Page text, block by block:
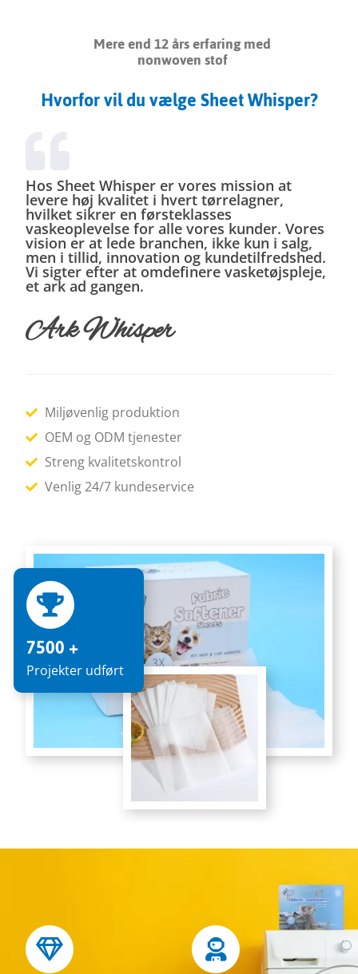
Mere end 12 års erfaring med
nonwoven stof
Hvorfor vil du vælge Sheet Whisper?
Hos Sheet Whisper er vores mission at
levere høj kvalitet i hvert tørrelagner,
hvilket sikrer en førsteklasses
vaskeoplevelse for alle vores kunder. Vores
vision er at lede branchen, ikke kun i salg,
men i tillid, innovation og kundetilfredshed.
Vi sigter efter at omdefinere vasketøjspleje,
et ark ad gangen.
Ark Whisper
Miljøvenlig produktion
OEM og ODM tjenester
Streng kvalitetskontrol
Venlig 24/7 kundeservice
7500 +
Projekter udført